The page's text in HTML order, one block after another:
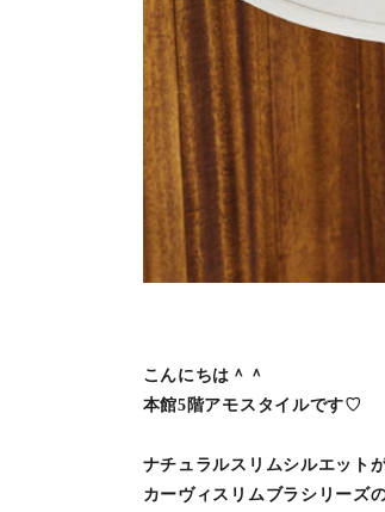
こんにちは＾＾
本館5階アモスタイルです♡
ナチュラルスリムシルエット
カーヴィスリムブラシリーズ